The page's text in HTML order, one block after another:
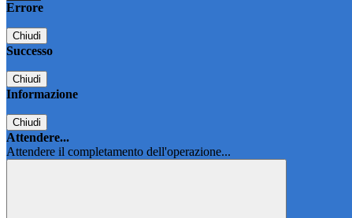
Errore
Chiudi
Successo
Chiudi
Informazione
Chiudi
Attendere...
Attendere il completamento dell'operazione...